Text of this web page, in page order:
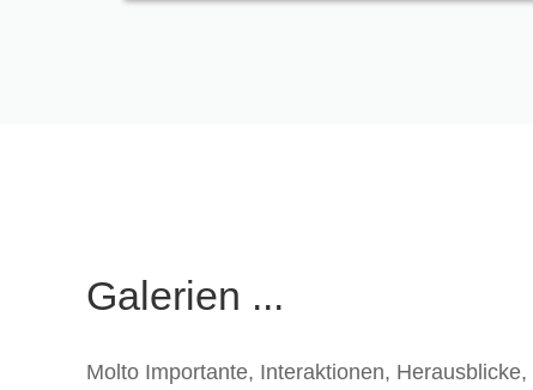
Galerien ...
Molto Importante, Interaktionen, Herausblicke,